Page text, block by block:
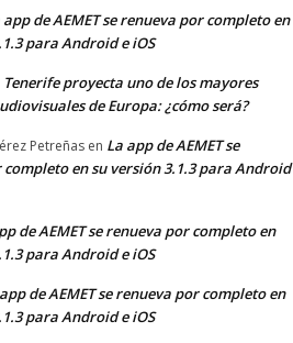
app de AEMET se renueva por completo en
para Android e iOS
Tenerife proyecta uno de los mayores
de Europa: ¿cómo será?
Petreñas en La app de AEMET se
en su versión 3.1.3 para Android
de AEMET se renueva por completo en
para Android e iOS
de AEMET se renueva por completo en
para Android e iOS